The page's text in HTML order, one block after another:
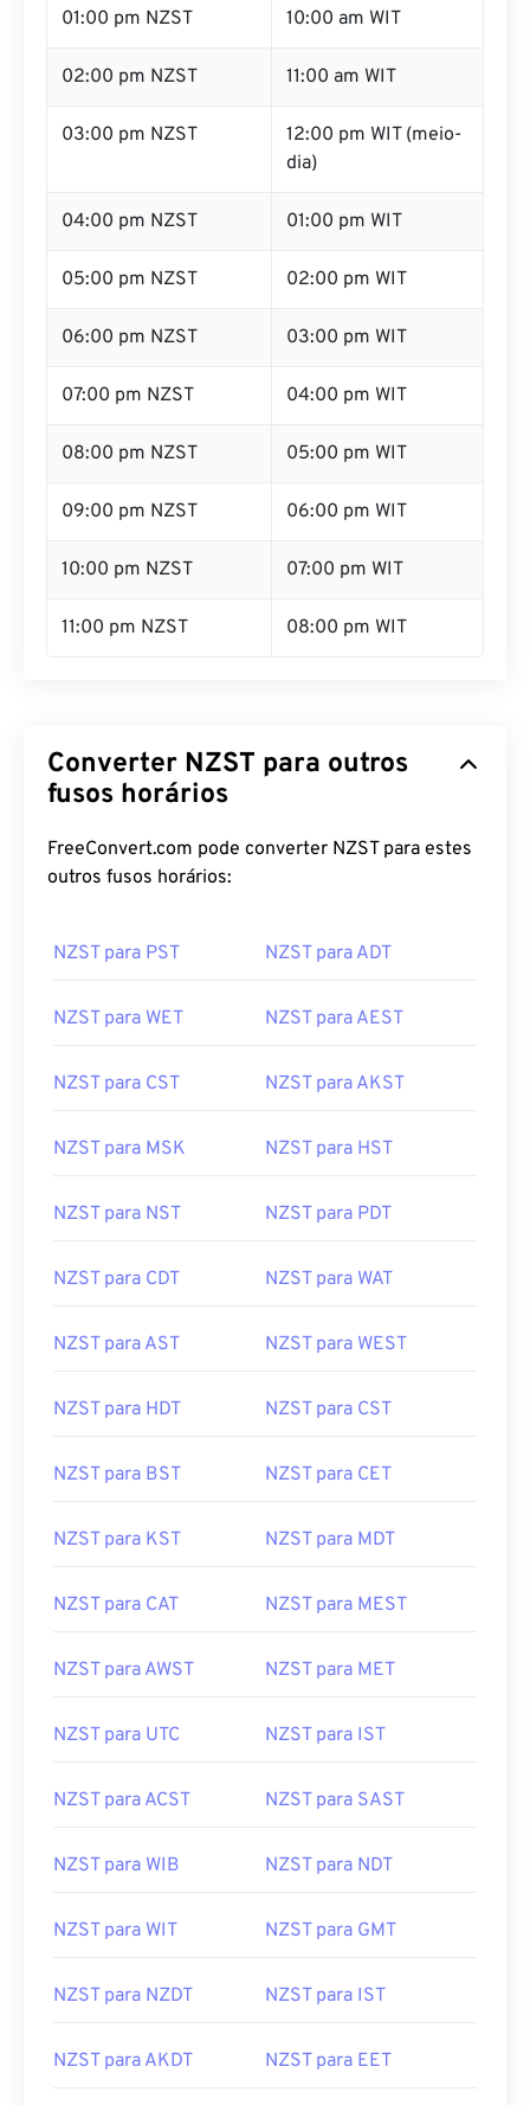
01:00 pm NZST 10:00 am WIT
02:00 pm NZST 11:00 am WIT
03:00 pm NZST
12:00 pm WIT (meio-
dia)
04:00 pm NZST 01:00 pm WIT
05:00 pm NZST 02:00 pm WIT
06:00 pm NZST 03:00 pm WIT
07:00 pm NZST 04:00 pm WIT
08:00 pm NZST 05:00 pm WIT
09:00 pm NZST 06:00 pm WIT
10:00 pm NZST 07:00 pm WIT
11:00 pm NZST 08:00 pm WIT
Converter NZST para outros
fusos horários
FreeConvert.com pode converter NZST para estes
outros fusos horários:
NZST para PST NZST para ADT
NZST para WET NZST para AEST
NZST para CST NZST para AKST
NZST para MSK NZST para HST
NZST para NST NZST para PDT
NZST para CDT NZST para WAT
NZST para AST NZST para WEST
NZST para HDT NZST para CST
NZST para BST NZST para CET
NZST para KST NZST para MDT
NZST para CAT NZST para MEST
NZST para AWST NZST para MET
NZST para UTC NZST para IST
NZST para ACST NZST para SAST
NZST para WIB NZST para NDT
NZST para WIT NZST para GMT
NZST para NZDT NZST para IST
NZST para AKDT NZST para EET